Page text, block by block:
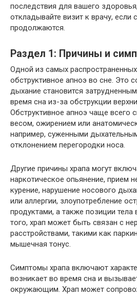
последствия для вашего
откладывайте визит к врачу, если
продолжаются.
Раздел 1: Причины и
Одной из самых распространенных
обструктивное апноэ во сне. Это
дыхание становится
время сна из-за обструкции
Обструктивное апноэ чаще всего
весом, ожирением или
например, суженными
отклонением перегородки носа.
Другие причины храпа могут
наркотическое опьянение, прием
курение, нарушение носового
или аллергии, злоупотребление
продуктами, а также позиции
того, храп может быть связан с
расстройствами, такими как
мышечная тонус.
Симптомы храпа включают
возникает во время сна и
окружающим. Храп может